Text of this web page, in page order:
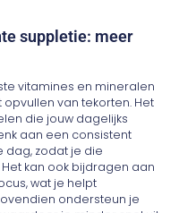
suppletie: meer
vitamines en mineralen
van tekorten. Het
die jouw dagelijks
aan een consistent
zodat je die
kan ook bijdragen aan
wat je helpt
ondersteun je